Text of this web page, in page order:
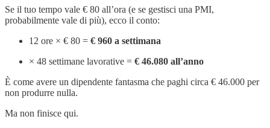
Se il tuo tempo vale € 80 all’ora (e se gestisci una PMI,
probabilmente vale di più), ecco il conto:
12 ore × € 80 = € 960 a settimana
× 48 settimane lavorative = € 46.080 all’anno
È come avere un dipendente fantasma che paghi circa € 46.000 per
non produrre nulla.
Ma non finisce qui.